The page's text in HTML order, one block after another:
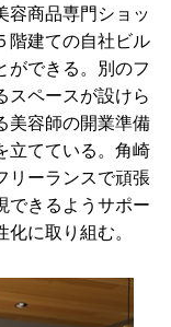
商品専門ショッ
階建ての自社ビル
ができる。別のフ
スペースが設けら
美容師の開業準備
立てている。角崎
リーランスで頑張
できるようサポー
に取り組む。